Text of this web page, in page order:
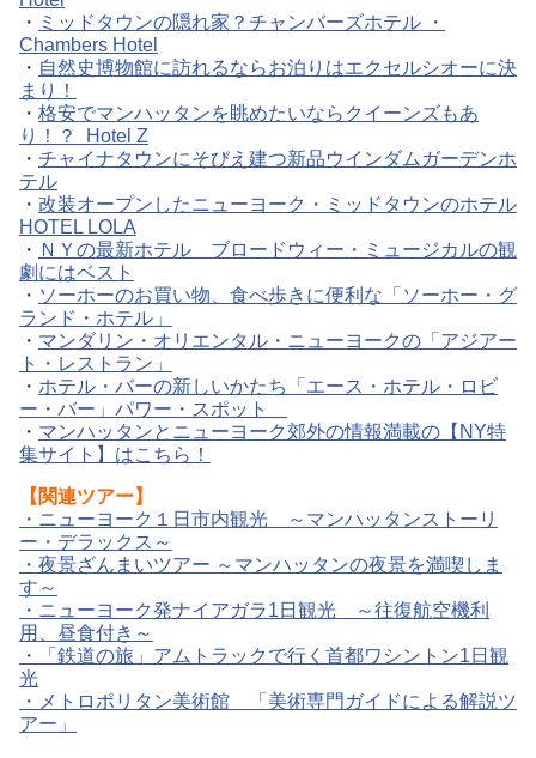
・ ミッドタウンの隠れ家？チャンバーズホテル ・
Chambers Hotel
・ 自然史博物館に訪れるならお泊りはエクセルシオーに決
まり！
・ 格安でマンハッタンを眺めたいならクイーンズもあ
り！？ Hotel Z
・ チャイナタウンにそびえ建つ新品ウインダムガーデンホ
テル
・ 改装オープンしたニューヨーク・ミッドタウンのホテル
HOTEL LOLA
・ ＮＹの最新ホテル ブロードウィー・ミュージカルの観
劇にはベスト
・ ソーホーのお買い物、食べ歩きに便利な「ソーホー・グ
ランド・ホテル」
・ マンダリン・オリエンタル・ニューヨークの「アジアー
ト・レストラン」
・ ホテル・バーの新しいかたち「エース・ホテル・ロビ
ー・バー」パワー・スポット
・ マンハッタンとニューヨーク郊外の情報満載の【NY特
集サイト】はこちら！
【関連ツアー】
・ ニューヨーク１日市内観光 ～マンハッタンストーリ
ー・デラックス～
・ 夜景ざんまいツアー ～マンハッタンの夜景を満喫しま
す～
・ ニューヨーク発ナイアガラ1日観光 ～往復航空機利
用、昼食付き～
・
「鉄道の旅」アムトラックで行く首都ワシントン1日観
光
・ メトロポリタン美術館 「美術専門ガイドによる解説ツ
アー」